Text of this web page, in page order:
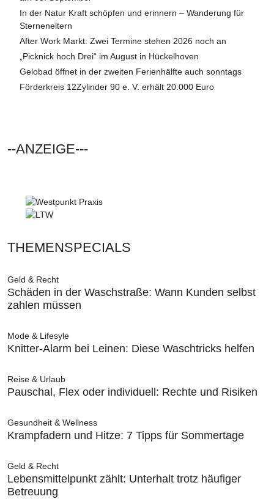
In der Natur Kraft schöpfen und erinnern – Wanderung für
Sterneneltern
After Work Markt: Zwei Termine stehen 2026 noch an
„Picknick hoch Drei“ im August in Hückelhoven
Gelobad öffnet in der zweiten Ferienhälfte auch sonntags
Förderkreis 12Zylinder 90 e. V. erhält 20.000 Euro
--ANZEIGE---
THEMENSPECIALS
Geld & Recht
Schäden in der Waschstraße: Wann Kunden selbst
zahlen müssen
Mode & Lifesyle
Knitter-Alarm bei Leinen: Diese Waschtricks helfen
Reise & Urlaub
Pauschal, Flex oder individuell: Rechte und Risiken
Gesundheit & Wellness
Krampfadern und Hitze: 7 Tipps für Sommertage
Geld & Recht
Lebensmittelpunkt zählt: Unterhalt trotz häufiger
Betreuung